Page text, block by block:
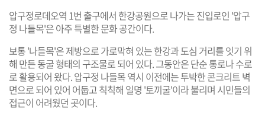
포
털 R
사
유 크
경
하
기
작
경
하
기
압구정로데오역 1번 출구에서 한강공원으로 나가는 진입로인 '압구
정 나들목'은 아주 특별한 문화 공간이다.
보통 '나들목'은 제방으로 가로막혀 있는 한강과 도심 거리를 잇기 위
해 만든 동굴 형태의 구조물로 되어 있다. 그동안은 단순 통로나 수로
로 활용되어 왔다. 압구정 나들목 역시 이전에는 투박한 콘크리트 벽
면으로 되어 있어 어둡고 칙칙해 일명 '토끼굴'이라 불리며 시민들의
접근이 어려웠던 곳이다.